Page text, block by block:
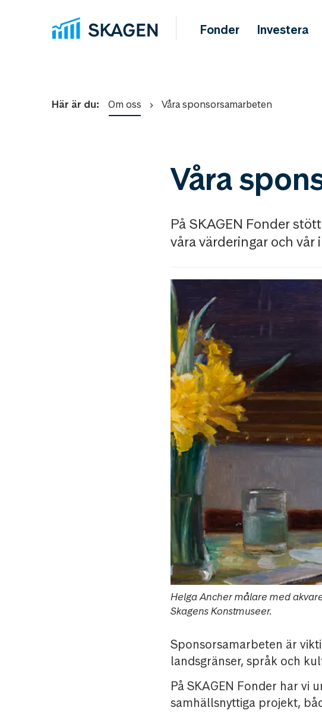
Fonder Investera
Här är du: Om oss Våra sponsorsamarbeten
Våra
På SKAGEN Fonder
våra värderingar och vår
Helga Ancher målare med
Skagens Konstmuseer.
Sponsorsamarbeten är
landsgränser, språk och
På SKAGEN Fonder har vi
samhällsnyttiga projekt,